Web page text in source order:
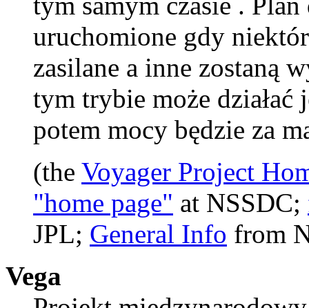
uruchomione gdy
zasilane a inne zostaną
tym trybie może działać
potem mocy będzie za
(the Voyager Project
"home page" at NSSDC;
JPL; General Info from
Vega